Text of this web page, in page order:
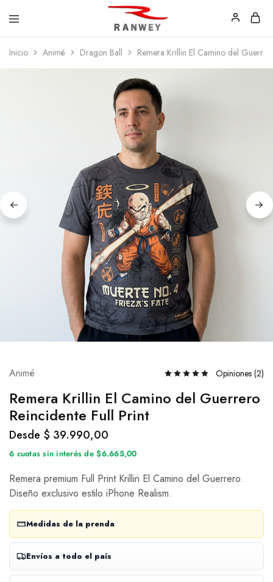
Ranwey
|
Tu
Tu
Estilo,
Tu
Inicio Animé Dragon Ball Remera Krillin El Camino del
Animé Opiniones (2)
Remera Krillin El Camino del Guerrero
Reincidente Full Print
Desde $ 39.990,00
6 cuotas sin interés de $6.665,00
Remera premium Full Print Krillin El Camino del Guerrero.
Diseño exclusivo estilo iPhone Realism.
Medidas de la prenda
Envíos a todo el país